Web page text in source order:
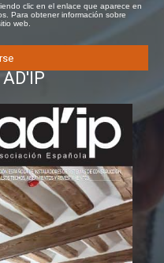
clic en el enlace que aparece en
Para obtener información sobre
web.